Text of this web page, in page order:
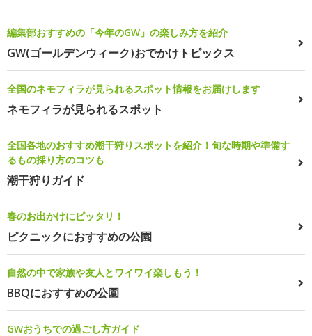
編集部おすすめの「今年のGW」の楽しみ方を紹介
GW(ゴールデンウィーク)おでかけトピックス
全国のネモフィラが見られるスポット情報をお届けします
ネモフィラが見られるスポット
全国各地のおすすめ潮干狩りスポットを紹介！旬な時期や準備す
るもの採り方のコツも
潮干狩りガイド
春のお出かけにピッタリ！
ピクニックにおすすめの公園
自然の中で家族や友人とワイワイ楽しもう！
BBQにおすすめの公園
GWおうちでの過ごし方ガイド